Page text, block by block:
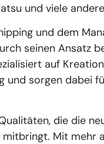
und viele
und dem
seinen Ansatz
auf
und sorgen dabei
die die
Mit mehr